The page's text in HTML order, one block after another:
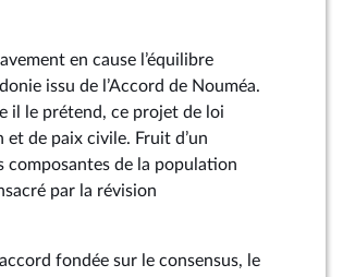
en cause l’équilibre
issu de l’Accord de Nouméa.
il le prétend, ce projet de loi
de paix civile. Fruit d’un
de la population
par la révision
fondée sur le consensus, le